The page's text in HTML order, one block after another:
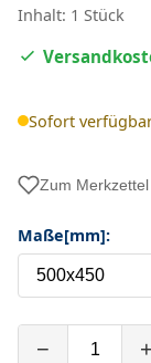
Inhalt: 1 Stück
Sofort
Zum
Maße[mm]:
− +